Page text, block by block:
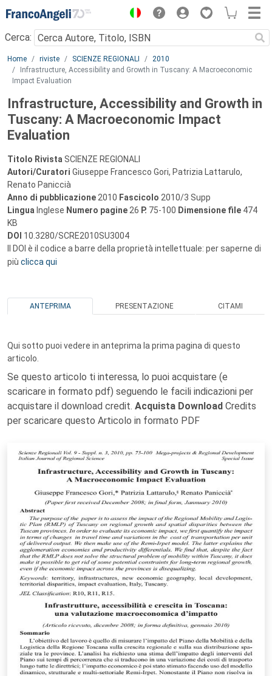
Menu
Cerca:
Main content
Home riviste SCIENZE REGIONALI
2010
Infrastructure, Accessibility and Growth in Tuscany: A Macroeconomic
Impact Evaluation
Infrastructure, Accessibility and Growth in
Tuscany: A Macroeconomic Impact
Evaluation
Titolo Rivista SCIENZE REGIONALI
Autori/Curatori Giuseppe Francesco Gori, Patrizia Lattarulo,
Renato Paniccià
Anno di pubblicazione 2010 Fascicolo 2010/3 Supp
Lingua Inglese Numero pagine 26 P. 75-100 Dimensione file 474
KB
DOI 10.3280/SCRE2010SU3004
Il DOI è il codice a barre della proprietà intellettuale: per saperne di
più clicca qui
ANTEPRIMA PRESENTAZIONE CITAMI
Qui sotto puoi vedere in anteprima la prima pagina di questo
articolo.
Se questo articolo ti interessa, lo puoi acquistare (e
scaricare in formato pdf) seguendo le facili indicazioni per
acquistare il download credit. Acquista Download Credits
per scaricare questo Articolo in formato PDF